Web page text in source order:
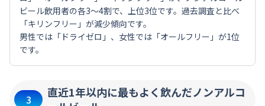
ビール飲用者の各3～4割で、上位3位です。過去調査と比べ
「キリンフリー」が減少傾向です。
男性では「ドライゼロ」、女性では「オールフリー」が1位
です。
3
直近1年以内に最もよく飲んだノンアルコ